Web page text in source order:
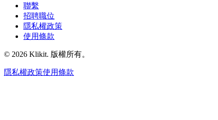
聯繫
招聘職位
隱私權政策
使用條款
© 2026 Klikit. 版權所有。
隱私權政策使用條款